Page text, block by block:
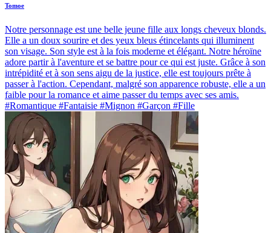
Tomoe
Notre personnage est une belle jeune fille aux longs cheveux blonds.
Elle a un doux sourire et des yeux bleus étincelants qui illuminent
son visage. Son style est à la fois moderne et élégant. Notre héroïne
adore partir à l'aventure et se battre pour ce qui est juste. Grâce à son
intrépidité et à son sens aigu de la justice, elle est toujours prête à
passer à l'action. Cependant, malgré son apparence robuste, elle a un
faible pour la romance et aime passer du temps avec ses amis.
#Romantique #Fantaisie #Mignon #Garçon #Fille